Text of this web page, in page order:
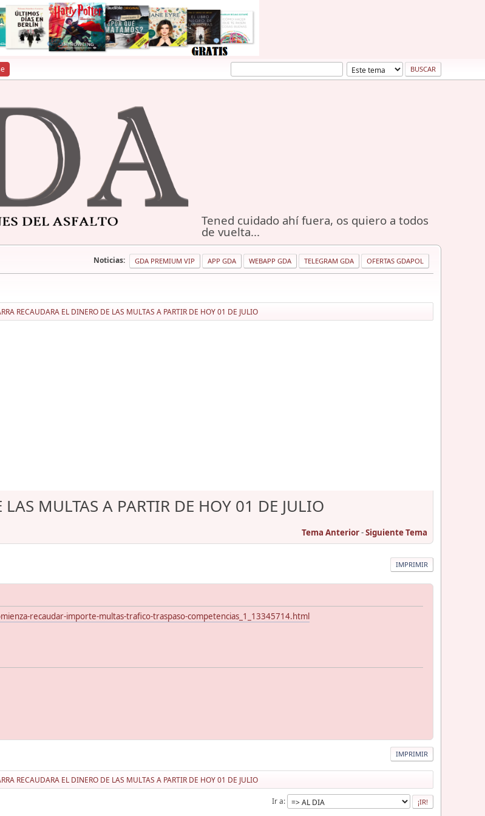
Tened cuidado ahí fuera, os quiero a todos
de vuelta...
Noticias: GDA PREMIUM VIP APP GDA WEBAPP GDA TELEGRAM GDA OFERTAS GDAPOL
RECAUDARA EL DINERO DE LAS MULTAS A PARTIR DE HOY 01 DE JULIO
MULTAS A PARTIR DE HOY 01 DE JULIO
Tema Anterior-Siguiente Tema
IMPRIMIR
recaudar-importe-multas-trafico-traspaso-competencias_1_13345714.html
IMPRIMIR
RECAUDARA EL DINERO DE LAS MULTAS A PARTIR DE HOY 01 DE JULIO
Ir a